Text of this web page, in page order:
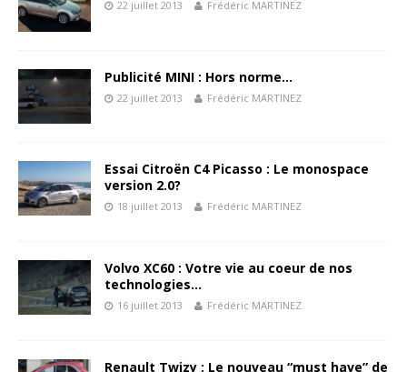
22 juillet 2013 Frédéric MARTINEZ
Publicité MINI : Hors norme…
22 juillet 2013 Frédéric MARTINEZ
Essai Citroën C4 Picasso : Le monospace
version 2.0?
18 juillet 2013 Frédéric MARTINEZ
Volvo XC60 : Votre vie au coeur de nos
technologies…
16 juillet 2013 Frédéric MARTINEZ
Renault Twizy : Le nouveau “must have” de